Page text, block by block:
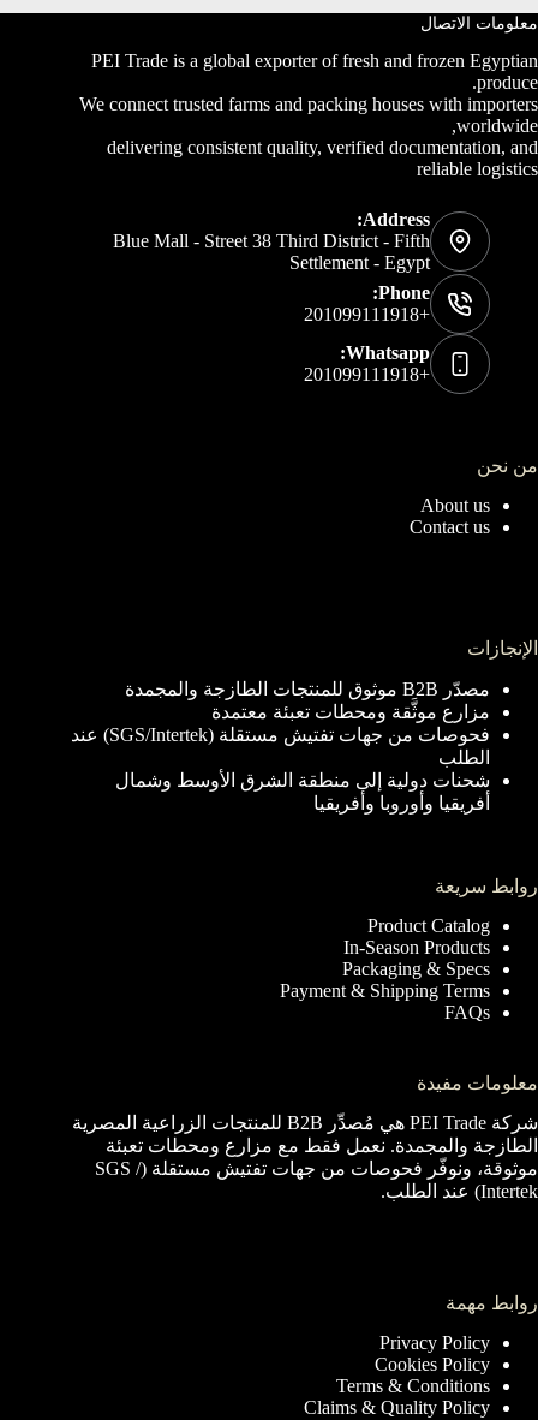
معلومات الاتصال
PEI Trade is a global exporter of fresh and frozen Egyptian
produce.
We connect trusted farms and packing houses with importers
worldwide,
delivering consistent quality, verified documentation, and
reliable logistics
Address:
Blue Mall - Street 38 Third District - Fifth
Settlement - Egypt
Phone:
+201099111918
Whatsapp:
+201099111918
من نحن
About us
Contact us
الإنجازات
مصدّر B2B موثوق للمنتجات الطازجة والمجمدة
مزارع موثَّقة ومحطات تعبئة معتمدة
فحوصات من جهات تفتيش مستقلة (SGS/Intertek) عند
الطلب
شحنات دولية إلى منطقة الشرق الأوسط وشمال
أفريقيا وأوروبا وأفريقيا
روابط سريعة
Product Catalog
In-Season Products
Packaging & Specs
Payment & Shipping Terms
FAQs
معلومات مفيدة
شركة PEI Trade هي مُصدِّر B2B للمنتجات الزراعية المصرية
الطازجة والمجمدة. نعمل فقط مع مزارع ومحطات تعبئة
موثوقة، ونوفّر فحوصات من جهات تفتيش مستقلة (SGS /
Intertek) عند الطلب.
روابط مهمة
Privacy Policy
Cookies Policy
Terms & Conditions
Claims & Quality Policy